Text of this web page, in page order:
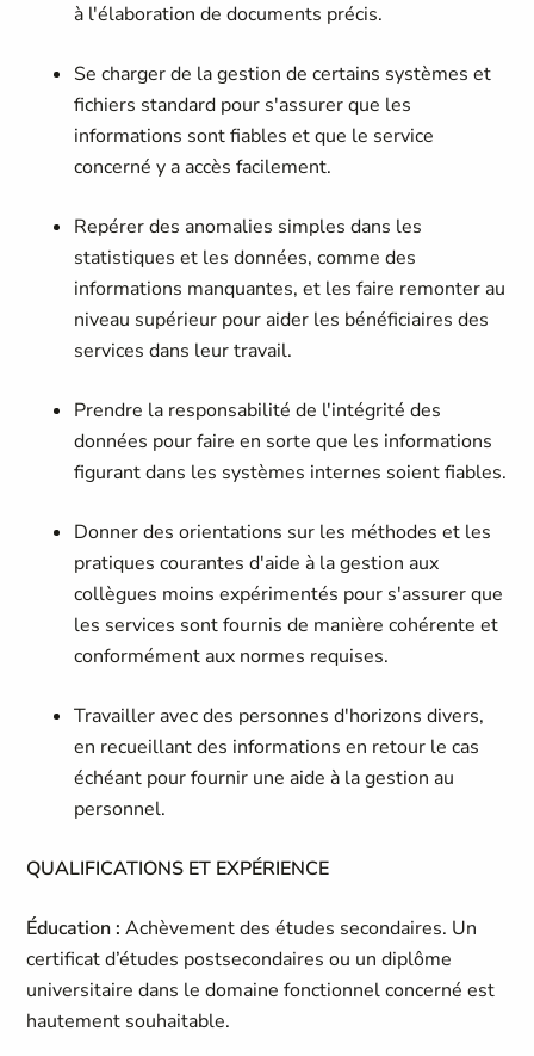
à l'élaboration de documents précis.
Se charger de la gestion de certains systèmes et
fichiers standard pour s'assurer que les
informations sont fiables et que le service
concerné y a accès facilement.
Repérer des anomalies simples dans les
statistiques et les données, comme des
informations manquantes, et les faire remonter au
niveau supérieur pour aider les bénéficiaires des
services dans leur travail.
Prendre la responsabilité de l'intégrité des
données pour faire en sorte que les informations
figurant dans les systèmes internes soient fiables.
Donner des orientations sur les méthodes et les
pratiques courantes d'aide à la gestion aux
collègues moins expérimentés pour s'assurer que
les services sont fournis de manière cohérente et
conformément aux normes requises.
Travailler avec des personnes d'horizons divers,
en recueillant des informations en retour le cas
échéant pour fournir une aide à la gestion au
personnel.
QUALIFICATIONS ET EXPÉRIENCE
Éducation : Achèvement des études secondaires. Un
certificat d’études postsecondaires ou un diplôme
universitaire dans le domaine fonctionnel concerné est
hautement souhaitable.